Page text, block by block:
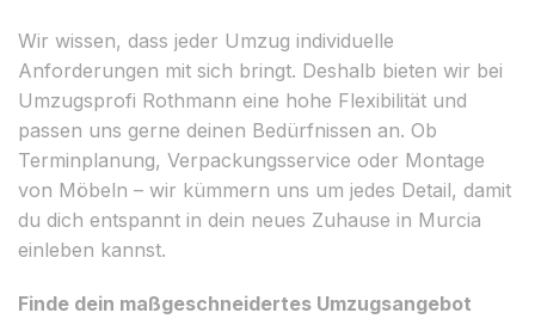
Wir wissen, dass jeder Umzug individuelle
Anforderungen mit sich bringt. Deshalb bieten wir bei
Umzugsprofi Rothmann eine hohe Flexibilität und
passen uns gerne deinen Bedürfnissen an. Ob
Terminplanung, Verpackungsservice oder Montage
von Möbeln – wir kümmern uns um jedes Detail, damit
du dich entspannt in dein neues Zuhause in Murcia
einleben kannst.
Finde dein maßgeschneidertes Umzugsangebot